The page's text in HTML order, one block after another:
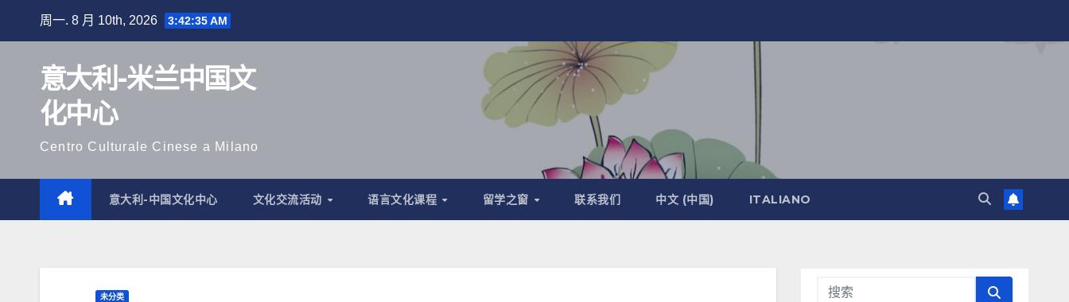
周一. 8 月 10th, 2026 3:42:37 AM
意大利-米兰中国文
化中心
Centro Culturale Cinese a Milano
意大利-中国文化中心 文化交流活动 语言文化课程 留学之窗 联系我们 中文 (中国) ITALIANO
未分类